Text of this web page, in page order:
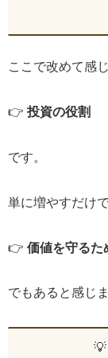
ここで改めて感
👉 投資の役割
です。
単に増やすだけで
👉 価値を守るた
でもあると感じま